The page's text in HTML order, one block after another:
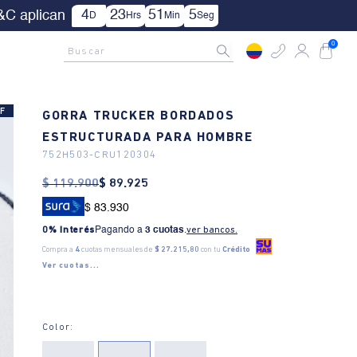
TYC.
Rastrea tu pedido aquí
Buscar 0
GORRA TRUCKER BORDADOS
ESTRUCTURADA PARA HOMBRE
752H503- CRU120304
$ 119.900$ 89.925
$ 83.930
0% Interés Pagando a3 cuotas.ver bancos.
Compra a 4cuotas mensuales de $ 27.215,80 con tuCrédito
Ver cuotas...
Color: